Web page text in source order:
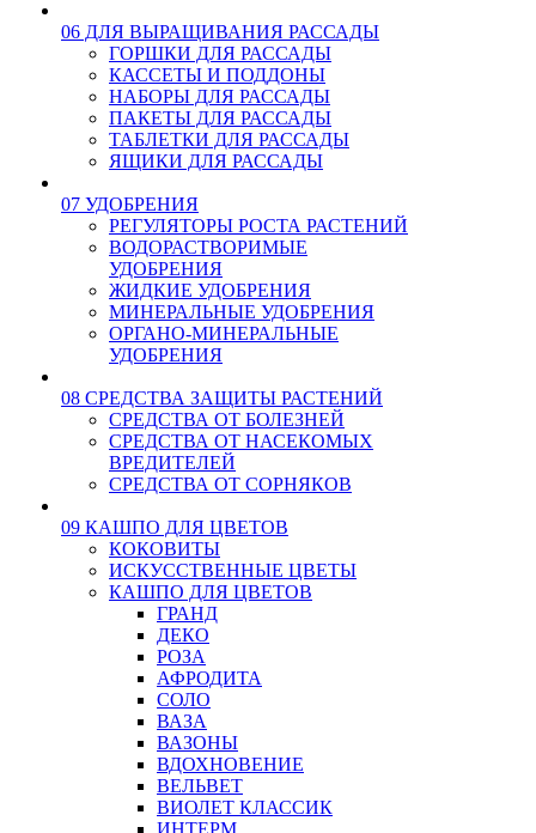
06 ДЛЯ ВЫРАЩИВАНИЯ РАССАДЫ
ГОРШКИ ДЛЯ РАССАДЫ
КАССЕТЫ И ПОДДОНЫ
НАБОРЫ ДЛЯ РАССАДЫ
ПАКЕТЫ ДЛЯ РАССАДЫ
ТАБЛЕТКИ ДЛЯ РАССАДЫ
ЯЩИКИ ДЛЯ РАССАДЫ
07 УДОБРЕНИЯ
РЕГУЛЯТОРЫ РОСТА РАСТЕНИЙ
ВОДОРАСТВОРИМЫЕ
УДОБРЕНИЯ
ЖИДКИЕ УДОБРЕНИЯ
МИНЕРАЛЬНЫЕ УДОБРЕНИЯ
ОРГАНО-МИНЕРАЛЬНЫЕ
УДОБРЕНИЯ
08 СРЕДСТВА ЗАЩИТЫ РАСТЕНИЙ
СРЕДСТВА ОТ БОЛЕЗНЕЙ
СРЕДСТВА ОТ НАСЕКОМЫХ
ВРЕДИТЕЛЕЙ
СРЕДСТВА ОТ СОРНЯКОВ
09 КАШПО ДЛЯ ЦВЕТОВ
КОКОВИТЫ
ИСКУССТВЕННЫЕ ЦВЕТЫ
КАШПО ДЛЯ ЦВЕТОВ
ГРАНД
ДЕКО
РОЗА
АФРОДИТА
СОЛО
ВАЗА
ВАЗОНЫ
ВДОХНОВЕНИЕ
ВЕЛЬВЕТ
ВИОЛЕТ КЛАССИК
ИНТЕРМ